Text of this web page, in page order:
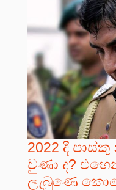
2022 දී
වුණා ද?
ලැබුණෙ